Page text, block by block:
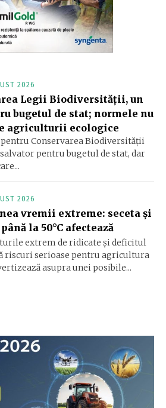
2026
Legii Biodiversității, un
bugetul de stat; normele nu
agriculturii ecologice
Conservarea Biodiversității
pentru bugetul de stat, dar
2026
vremii extreme: seceta și
la 50°C afectează
extrem de ridicate și deficitul
riscuri serioase pentru agricultura
asupra unei posibile...